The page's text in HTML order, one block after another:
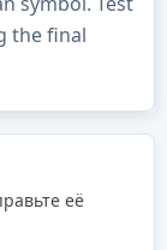
the final
её